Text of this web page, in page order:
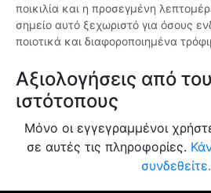
ποικιλία και η προσεγμένη
σημείο αυτό ξεχωριστό για όσους
ποιοτικά και διαφοροποιημένα
Αξιολογήσεις από
ιστότοπους
Μόνο οι εγγεγραμμένοι
σε αυτές τις πληροφορίες.
συνδεθείτε.